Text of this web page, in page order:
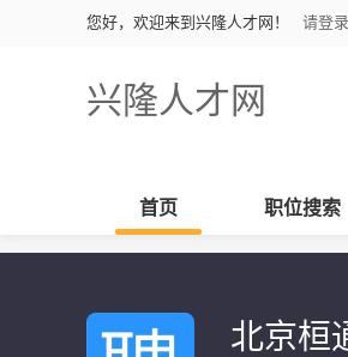
您好，欢迎来到兴隆人才网！ 请登录
兴隆人才网
首页 职位搜索
北京桓